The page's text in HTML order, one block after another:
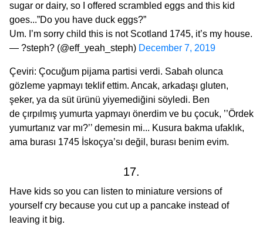
sugar or dairy, so I offered scrambled eggs and this kid
goes...”Do you have duck eggs?”
Um. I’m sorry child this is not Scotland 1745, it’s my house.
— ?steph? (@eff_yeah_steph) December 7, 2019
Çeviri: Çocuğum pijama partisi verdi. Sabah olunca
gözleme yapmayı teklif ettim. Ancak, arkadaşı gluten,
şeker, ya da süt ürünü yiyemediğini söyledi. Ben
de çırpılmış yumurta yapmayı önerdim ve bu çocuk, ’’Ördek
yumurtanız var mı?’’ demesin mi... Kusura bakma ufaklık,
ama burası 1745 İskoçya’sı değil, burası benim evim.
17.
Have kids so you can listen to miniature versions of
yourself cry because you cut up a pancake instead of
leaving it big.